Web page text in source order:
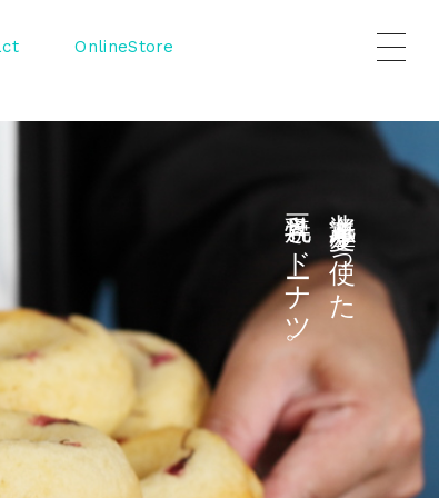
OnlineStore
北海道産小麦を使った
豆乳焼きドーナツ。北海道産小麦を使った
豆乳焼きドーナツ。